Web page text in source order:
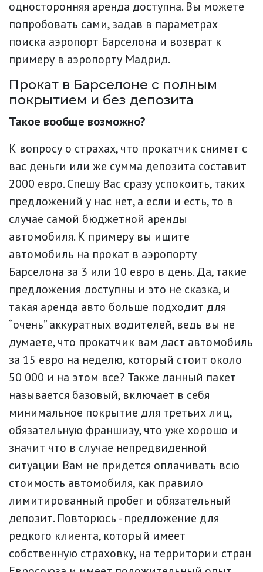
односторонняя аренда доступна. Вы можете
попробовать сами, задав в параметрах
поиска аэропорт Барселона и возврат к
примеру в аэропорту Мадрид.
Прокат в Барселоне с полным
покрытием и без депозита
Такое вообще возможно?
К вопросу о страхах, что прокатчик снимет с
вас деньги или же сумма депозита составит
2000 евро. Спешу Вас сразу успокоить, таких
предложений у нас нет, а если и есть, то в
случае самой бюджетной аренды
автомобиля. К примеру вы ищите
автомобиль на прокат в аэропорту
Барселона за 3 или 10 евро в день. Да, такие
предложения доступны и это не сказка, и
такая аренда авто больше подходит для
“очень” аккуратных водителей, ведь вы не
думаете, что прокатчик вам даст автомобиль
за 15 евро на неделю, который стоит около
50 000 и на этом все? Также данный пакет
называется базовый, включает в себя
минимальное покрытие для третьих лиц,
обязательную франшизу, что уже хорошо и
значит что в случае непредвиденной
ситуации Вам не придется оплачивать всю
стоимость автомобиля, как правило
лимитированный пробег и обязательный
депозит. Повторюсь - предложение для
редкого клиента, который имеет
собственную страховку, на территории стран